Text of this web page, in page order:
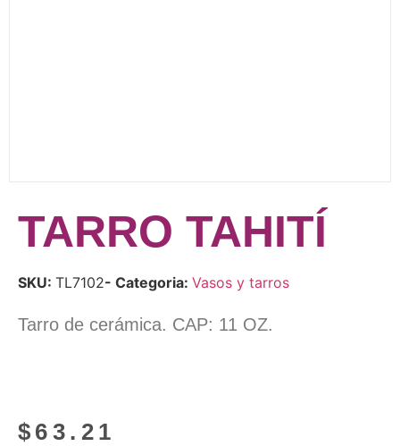
TARRO TAHITÍ
SKU: TL7102- Categoria: Vasos y tarros
Tarro de cerámica. CAP: 11 OZ.
$ 63.21